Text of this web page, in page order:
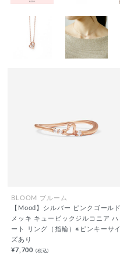
BLOOM ブルーム
【Mood】シルバー ピンクゴールド
メッキ キュービックジルコニア ハ
ート リング（指輪）※ピンキーサイ
ズあり
¥7,700 (税込)